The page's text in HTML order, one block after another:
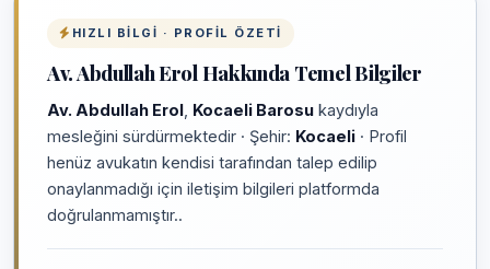
HIZLI BILGI · PROFIL ÖZETI
Av. Abdullah Erol Hakkında Temel Bilgiler
Av. Abdullah Erol Kocaeli Barosu kaydıyla
mesleğini sürdürmektedir · Şehir: Kocaeli · Profil
henüz avukatın kendisi tarafından talep edilip
onaylanmadığı için iletişim bilgileri platformda
doğrulanmamıştır..